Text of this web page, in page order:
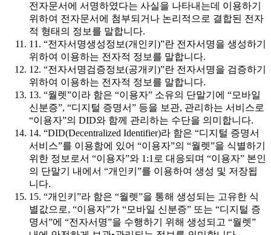
전자문서에 서명하였다는 사실을 나타내는데 이용하기
위하여 전자문서에 첨부되거나 논리적으로 결합된 전자
적 형태의 정보를 말합니다.
11. “전자서명생성정보(개인키)”란 전자서명을 생성하기
위하여 이용하는 전자적 정보를 말합니다.
12. “전자서명검증정보(공개키)”란 전자서명을 검증하기
위하여 이용하는 전자적 정보를 말합니다.
13. “월렛”이라 함은 “이용자” 소유의 단말기에 “모바일
신분증”, “디지털 증명서” 등을 보관, 관리하는 서비스로
“이용자”의 DID와 함께 관리하는 수단을 의미합니다.
14. “DID(Decentralized Identifier)라 함은 “디지털 증명서
서비스”를 이용함에 있어 “이용자”의 “월렛”을 식별하기
위한 정보로서 “이용자”와 1:1로 대응되며 “이용자” 본인
의 단말기 내에서 “개인키”를 이용하여 생성 및 저장됩
니다.
15. “개인키”라 함은 “월렛”을 통해 생성되는 고유한 식
별값으로, “이용자”가 “모바일 신분증” 또는 “디지털 증
명서”에 “전자서명”을 수행하기 위해 생성되고 “월렛”